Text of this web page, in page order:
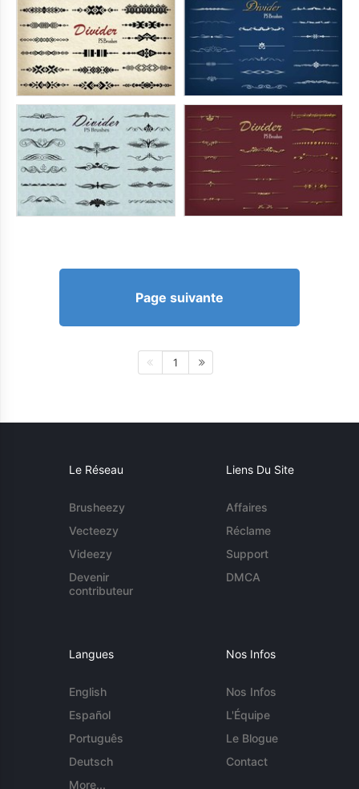
Page suivante
1
Le Réseau
Brusheezy
Vecteezy
Videezy
Devenir
contributeur
Liens Du Site
Affaires
Réclame
Support
DMCA
Langues
English
Español
Português
Deutsch
More...
Nos Infos
Nos Infos
L'Équipe
Le Blogue
Contact